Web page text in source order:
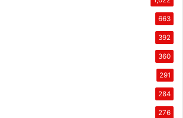
663
392
360
291
284
276